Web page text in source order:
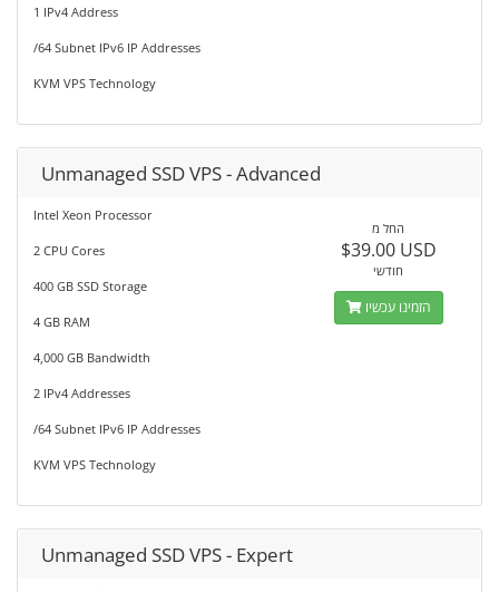
1 IPv4 Address
/64 Subnet IPv6 IP Addresses
KVM VPS Technology
Unmanaged SSD VPS - Advanced
Intel Xeon Processor
2 CPU Cores
400 GB SSD Storage
4 GB RAM
4,000 GB Bandwidth
2 IPv4 Addresses
/64 Subnet IPv6 IP Addresses
KVM VPS Technology
החל מ
$39.00 USD
חודשי
הזמינו עכשיו
Unmanaged SSD VPS - Expert